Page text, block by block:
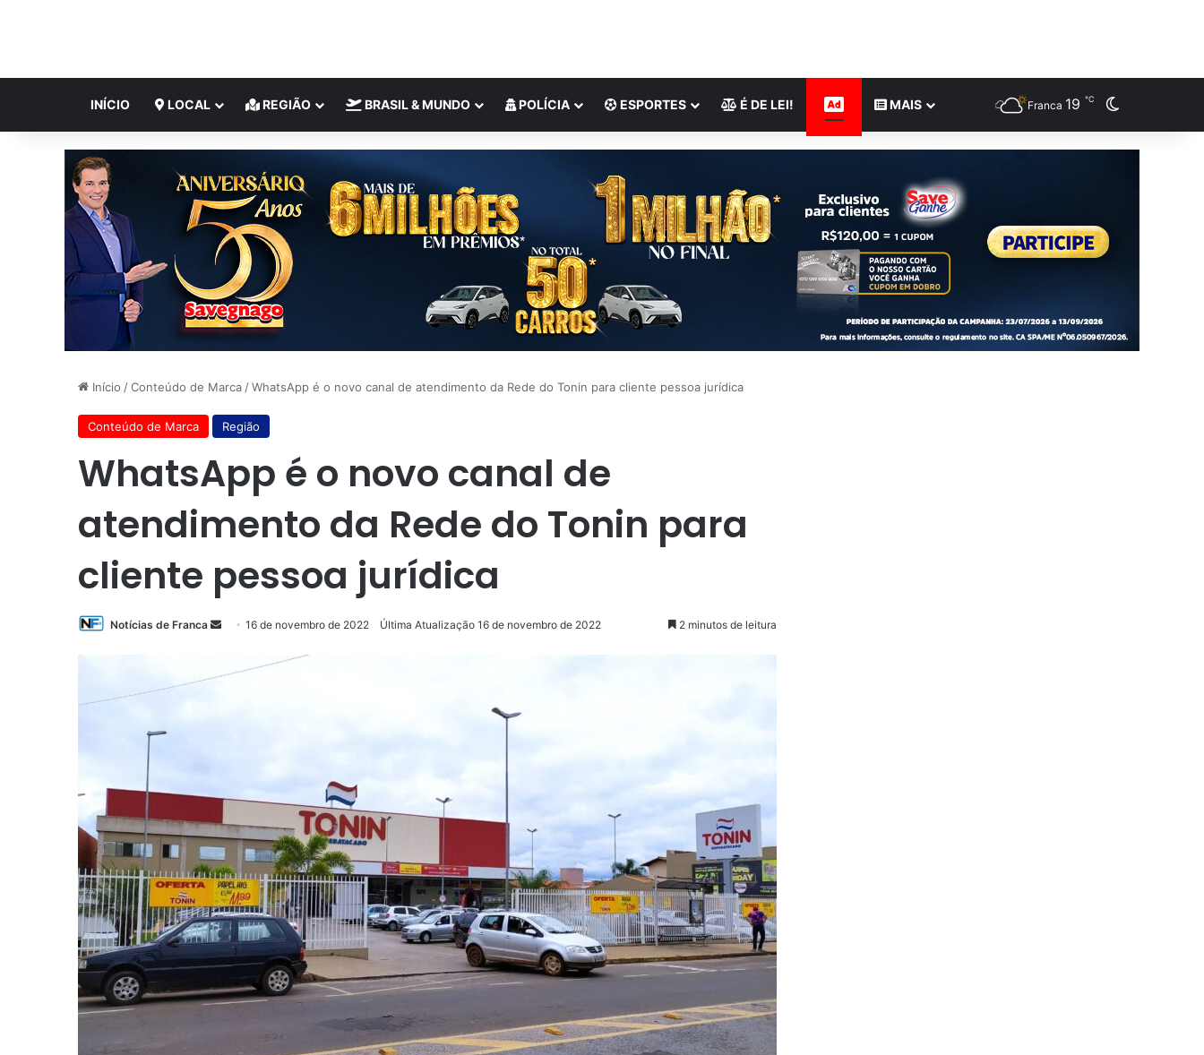
INÍCIO LOCAL REGIÃO BRASIL & MUNDO POLÍCIA ESPORTES É DE LEI! CONTEÚDO DE MARCA
MAIS Franca 19 ℃
Início /Conteúdo de Marca /WhatsApp é o novo canal de atendimento da Rede do Tonin para cliente pessoa jurídica
Conteúdo de Marca Região
WhatsApp é o novo canal de
atendimento da Rede do Tonin para
cliente pessoa jurídica
Notícias de Franca
Mande16 de novembro de 2022 Última Atualização 16 de novembro de 2022 2 minutos de leitura